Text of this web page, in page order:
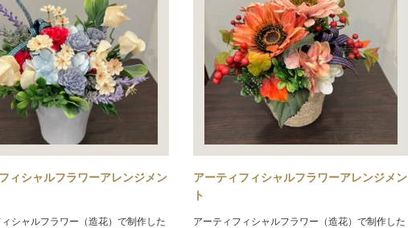
ィシャルフラワーアレンジメン
シャルフラワー（造花）で制作した
アーティフィシャルフラワーアレンジメン
ト
アーティフィシャルフラワー（造花）で制作した